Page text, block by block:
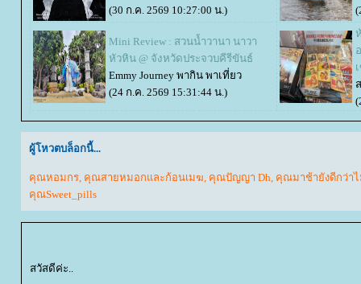
(30 ก.ค. 2569 10:27:00 น.)
Mini Review : สวนน้ำวานา นาวา
หัวหิน @ จังหวัดประจวบคีรีขันธ์
Emmy Journey พากิน พาเที่ยว
(24 ก.ค. 2569 15:31:44 น.)
ผู้โหวตบล็อกนี้...
คุณหอมกร, คุณสายหมอกและก้อนเมฆ, คุณปัญญา Dh, คุณมาช้ายังดีกว่า
คุณSweet_pills
สวัสดีค่ะ..